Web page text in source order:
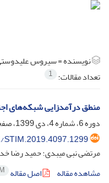
نویسنده =سیروس
تعداد مقالات: 1
منطق درآمدزایی شبکه‌های
دوره 6، شماره 4، دی 1399، صفحه
STIM.2019.4097.1299
مرتضی نبی میبدی؛ حمید رضا
مشاهده مقاله
اصل مقاله